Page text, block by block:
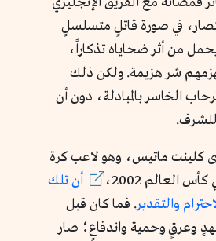
في صورة قاتلٍ متسلسلٍ
من أثر ضحاياه تذكاراً،
شر هزيمة. ولكن ذلك
الخاسر بالمبادلة، دون أن
للشرف.
كلينت ماتيس، وهو لاعب كرة
العالم 2002،
أنتلك
والتقدير. فما كان قبل
وعرقٍ وحمية واندفاعٍ؛ صار